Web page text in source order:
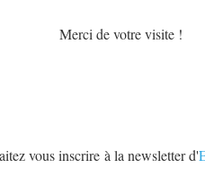
Merci de votre visite !
vous inscrire à la newsletter d'